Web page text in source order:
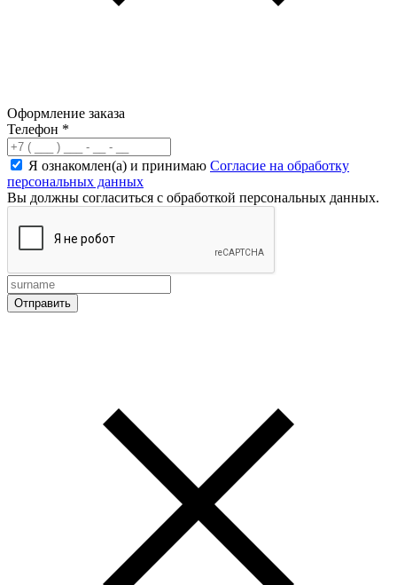
Оформление заказа
Телефон *
Я ознакомлен(а) и принимаю Согласие на обработку
персональных данных
Вы должны согласиться с обработкой персональных данных.